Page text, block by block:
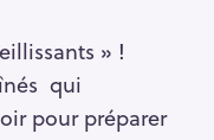
» !
qui
pour préparer